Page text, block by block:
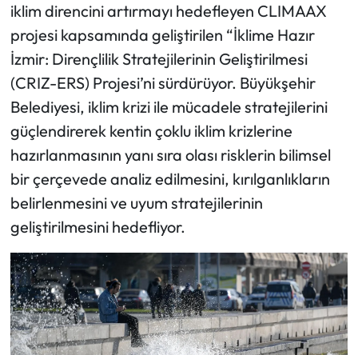
iklim direncini artırmayı hedefleyen CLIMAAX
projesi kapsamında geliştirilen “İklime Hazır
İzmir: Dirençlilik Stratejilerinin Geliştirilmesi
(CRIZ-ERS) Projesi’ni sürdürüyor. Büyükşehir
Belediyesi, iklim krizi ile mücadele stratejilerini
güçlendirerek kentin çoklu iklim krizlerine
hazırlanmasının yanı sıra olası risklerin bilimsel
bir çerçevede analiz edilmesini, kırılganlıkların
belirlenmesini ve uyum stratejilerinin
geliştirilmesini hedefliyor.